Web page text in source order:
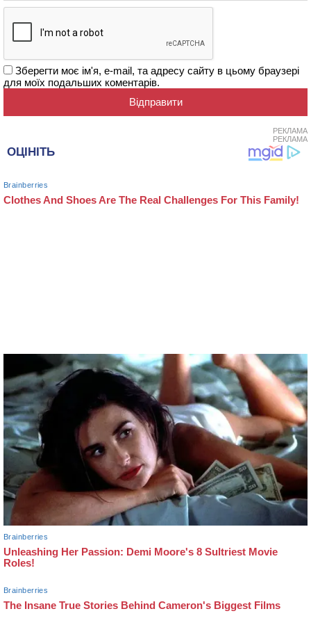
Зберегти моє ім'я, e-mail, та адресу сайту в цьому браузері
для моїх подальших коментарів.
РЕКЛАМА
РЕКЛАМА